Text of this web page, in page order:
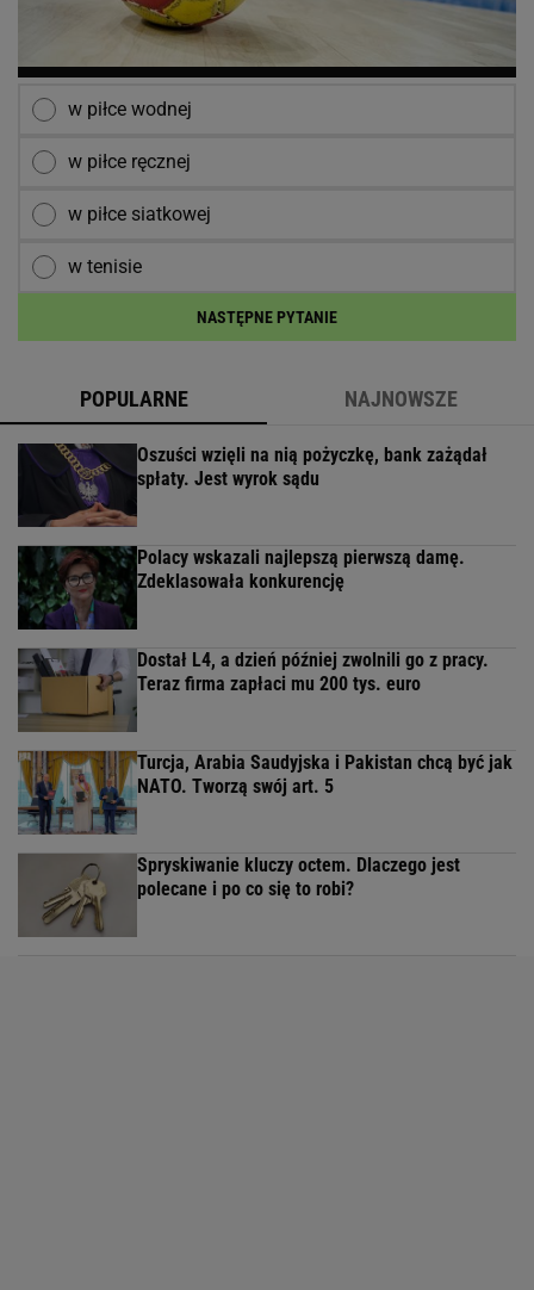
w piłce wodnej
w piłce ręcznej
w piłce siatkowej
w tenisie
NASTĘPNE PYTANIE
POPULARNE NAJNOWSZE
Oszuści wzięli na nią pożyczkę, bank zażądał
spłaty. Jest wyrok sądu
Polacy wskazali najlepszą pierwszą damę.
Zdeklasowała konkurencję
Dostał L4, a dzień później zwolnili go z pracy.
Teraz firma zapłaci mu 200 tys. euro
Turcja, Arabia Saudyjska i Pakistan chcą być jak
NATO. Tworzą swój art. 5
Spryskiwanie kluczy octem. Dlaczego jest
polecane i po co się to robi?